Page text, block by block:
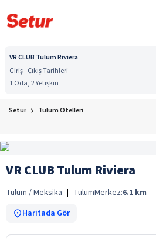
VR CLUB Tulum Riviera
Giriş - Çıkış Tarihleri
1 Oda, 2 Yetişkin
Setur Tulum Otelleri
VR CLUB Tulum Riviera
Tulum / Meksika | TulumMerkez:6.1 km
Haritada Gör